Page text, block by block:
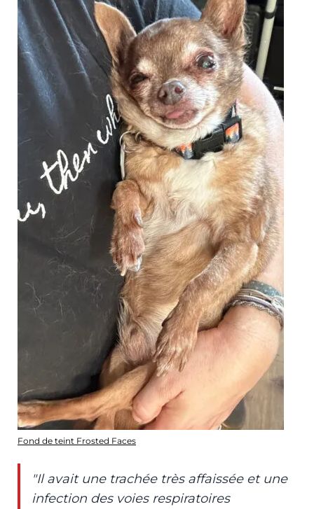
Fond de teint Frosted Faces
"Il avait une trachée très affaissée et une
infection des voies respiratoires